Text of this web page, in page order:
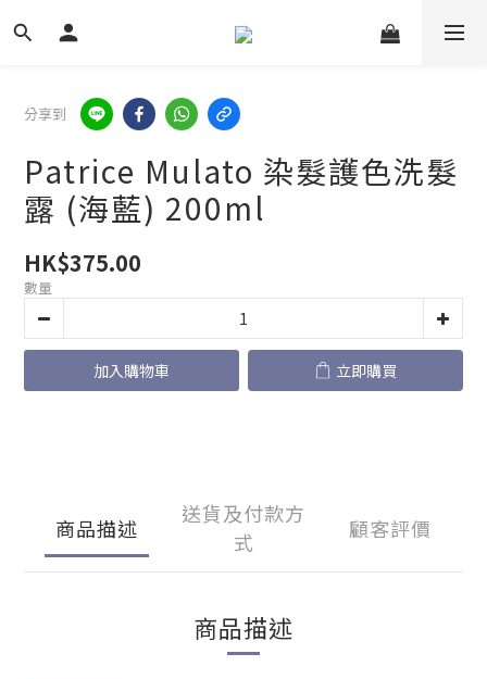
分享到
Patrice Mulato 染髮護色洗髮
露 (海藍) 200ml
HK$375.00
數量
加入購物車 立即購買
商品描述
送貨及付款方
式
顧客評價
商品描述